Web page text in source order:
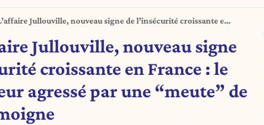
Jullouville, nouveau signe de l’insécurité croissante en
Jullouville, nouveau signe
croissante en France : le
agressé par une “meute” de